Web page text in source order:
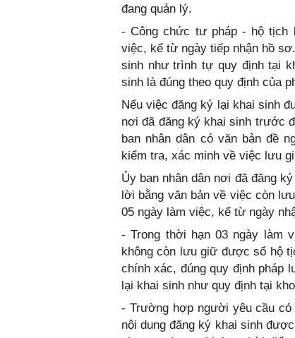
đang quản lý.
- Công chức tư pháp - hộ tịch
việc, kể từ ngày tiếp nhận hồ
sinh như trình tự quy định tại
sinh là đúng theo quy định của
Nếu việc đăng ký lại khai sinh
nơi đã đăng ký khai sinh trước
ban nhân dân có văn bản đề
kiểm tra, xác minh về việc lưu
Ủy ban nhân dân nơi đã đăng
lời bằng văn bản về việc còn
05 ngày làm việc, kể từ ngày
- Trong thời hạn 03 ngày làm
không còn lưu giữ được sổ hộ
chính xác, đúng quy định pháp
lại khai sinh như quy định tại
- Trường hợp người yêu cầu
nội dung đăng ký khai sinh